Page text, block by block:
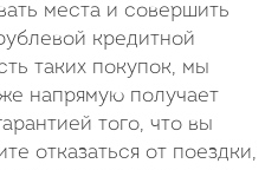
места и совершить
кредитной
таких покупок, мы
напрямую получает
того, что вы
отказаться от поездки,